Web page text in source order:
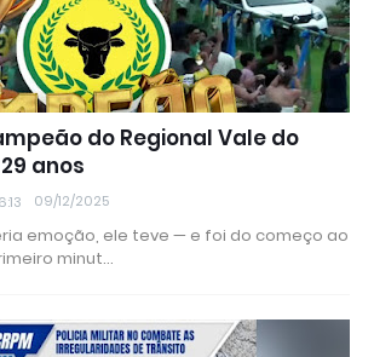
do Regional Vale do
anos
09/12/2025
emoção, ele teve — e foi do começo ao
minut…